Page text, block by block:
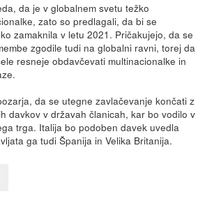
da je v globalnem svetu težko
zato so predlagali, da bi se
zamaknila v letu 2021. Pričakujejo, da se
zgodile tudi na globalni ravni, torej da
resneje obdavčevati multinacionalke in
da se utegne zavlačevanje končati z
davkov v državah članicah, kar bo vodilo v
trga. Italija bo podoben davek uvedla
ga tudi Španija in Velika Britanija.